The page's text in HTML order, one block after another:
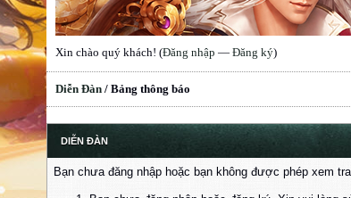
Xin chào quý khách! (Đăng nhập — Đăng ký)
Diễn Đàn / Bảng thông báo
DIỄN ĐÀN
Bạn chưa đăng nhập hoặc bạn không được phép xem